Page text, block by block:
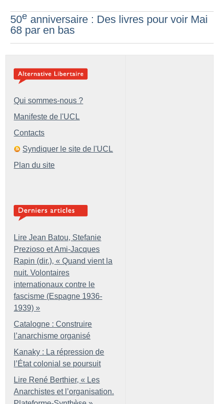
50e anniversaire : Des livres pour voir Mai
68 par en bas
Qui sommes-nous ?
Manifeste de l'UCL
Contacts
Syndiquer le site de l'UCL
Plan du site
Lire Jean Batou, Stefanie
Prezioso et Ami-Jacques
Rapin (dir.), « Quand vient la
nuit. Volontaires
internationaux contre le
fascisme (Espagne 1936-
1939) »
Catalogne : Construire
l’anarchisme organisé
Kanaky : La répression de
l’État colonial se poursuit
Lire René Berthier, « Les
Anarchistes et l’organisation.